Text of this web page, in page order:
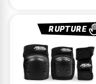
RUPTURE